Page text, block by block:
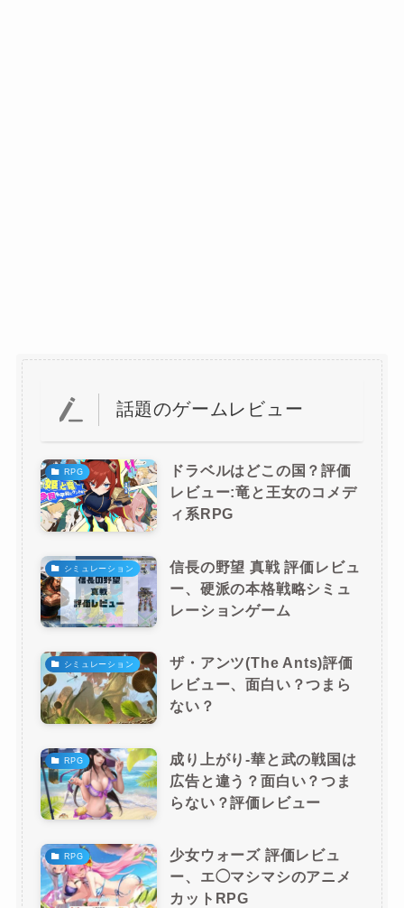
話題のゲームレビュー
RPG
ドラベルはどこの国？評価
レビュー:竜と王女のコメデ
ィ系RPG
シミュレーション
信長の野望 真戦 評価レビュ
ー、硬派の本格戦略シミュ
レーションゲーム
シミュレーション
ザ・アンツ(The Ants)評価
レビュー、面白い？つまら
ない？
RPG
成り上がり-華と武の戦国は
広告と違う？面白い？つま
らない？評価レビュー
RPG
少女ウォーズ 評価レビュ
ー、エ◯マシマシのアニメ
カットRPG